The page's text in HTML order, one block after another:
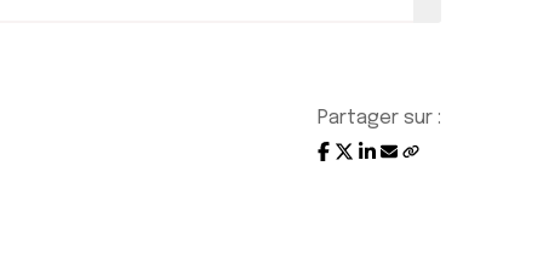
Partager sur :